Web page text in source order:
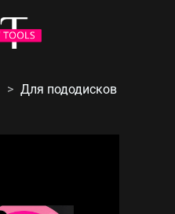
Для пододисков